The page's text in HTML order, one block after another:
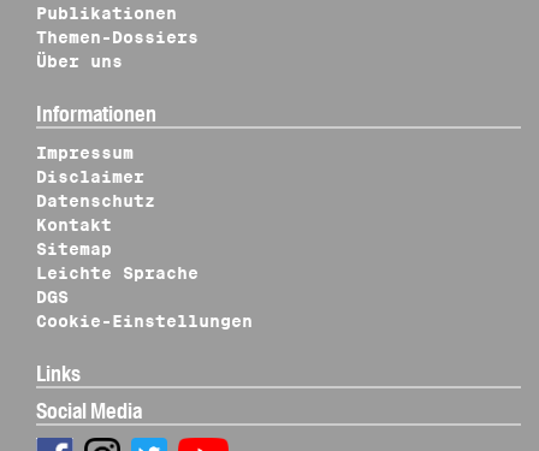
Publikationen
Themen-Dossiers
Über uns
Informationen
Impressum
Disclaimer
Datenschutz
Kontakt
Sitemap
Leichte Sprache
DGS
Cookie-Einstellungen
Links
Social Media